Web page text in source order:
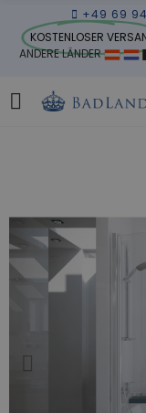
+49 69
KOSTENLOSER
ANDERE LÄNDER